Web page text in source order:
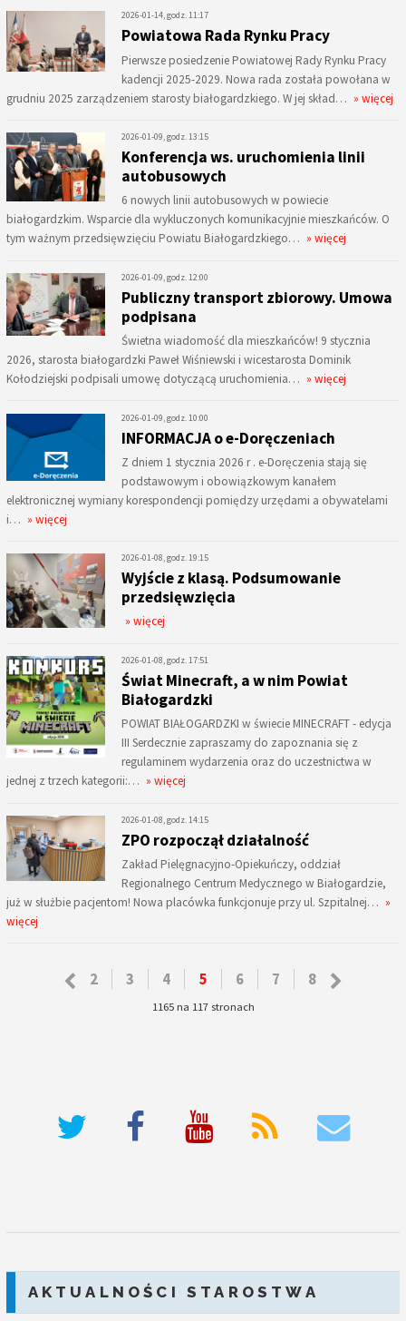
2026-01-14, godz. 11:17
Powiatowa Rada Rynku Pracy
Pierwsze posiedzenie Powiatowej Rady Rynku Pracy
kadencji 2025-2029. Nowa rada została powołana w
grudniu 2025 zarządzeniem starosty białogardzkiego. W jej skład… » więcej
2026-01-09, godz. 13:15
Konferencja ws. uruchomienia linii
autobusowych
6 nowych linii autobusowych w powiecie
białogardzkim. Wsparcie dla wykluczonych komunikacyjnie mieszkańców. O
tym ważnym przedsięwzięciu Powiatu Białogardzkiego… » więcej
2026-01-09, godz. 12:00
Publiczny transport zbiorowy. Umowa
podpisana
Świetna wiadomość dla mieszkańców! 9 stycznia
2026, starosta białogardzki Paweł Wiśniewski i wicestarosta Dominik
Kołodziejski podpisali umowę dotyczącą uruchomienia… » więcej
2026-01-09, godz. 10:00
INFORMACJA o e-Doręczeniach
Z dniem 1 stycznia 2026 r . e-Doręczenia stają się
podstawowym i obowiązkowym kanałem
elektronicznej wymiany korespondencji pomiędzy urzędami a obywatelami
i… » więcej
2026-01-08, godz. 19:15
Wyjście z klasą. Podsumowanie
przedsięwzięcia
» więcej
2026-01-08, godz. 17:51
Świat Minecraft, a w nim Powiat
Białogardzki
POWIAT BIAŁOGARDZKI w świecie MINECRAFT - edycja
III Serdecznie zapraszamy do zapoznania się z
regulaminem wydarzenia oraz do uczestnictwa w
jednej z trzech kategorii:… » więcej
2026-01-08, godz. 14:15
ZPO rozpoczął działalność
Zakład Pielęgnacyjno-Opiekuńczy, oddział
Regionalnego Centrum Medycznego w Białogardzie,
już w służbie pacjentom! Nowa placówka funkcjonuje przy ul. Szpitalnej… »
więcej
2 3 4 5 6 7 8
1165 na 117 stronach
AKTUALNOŚCI STAROSTWA